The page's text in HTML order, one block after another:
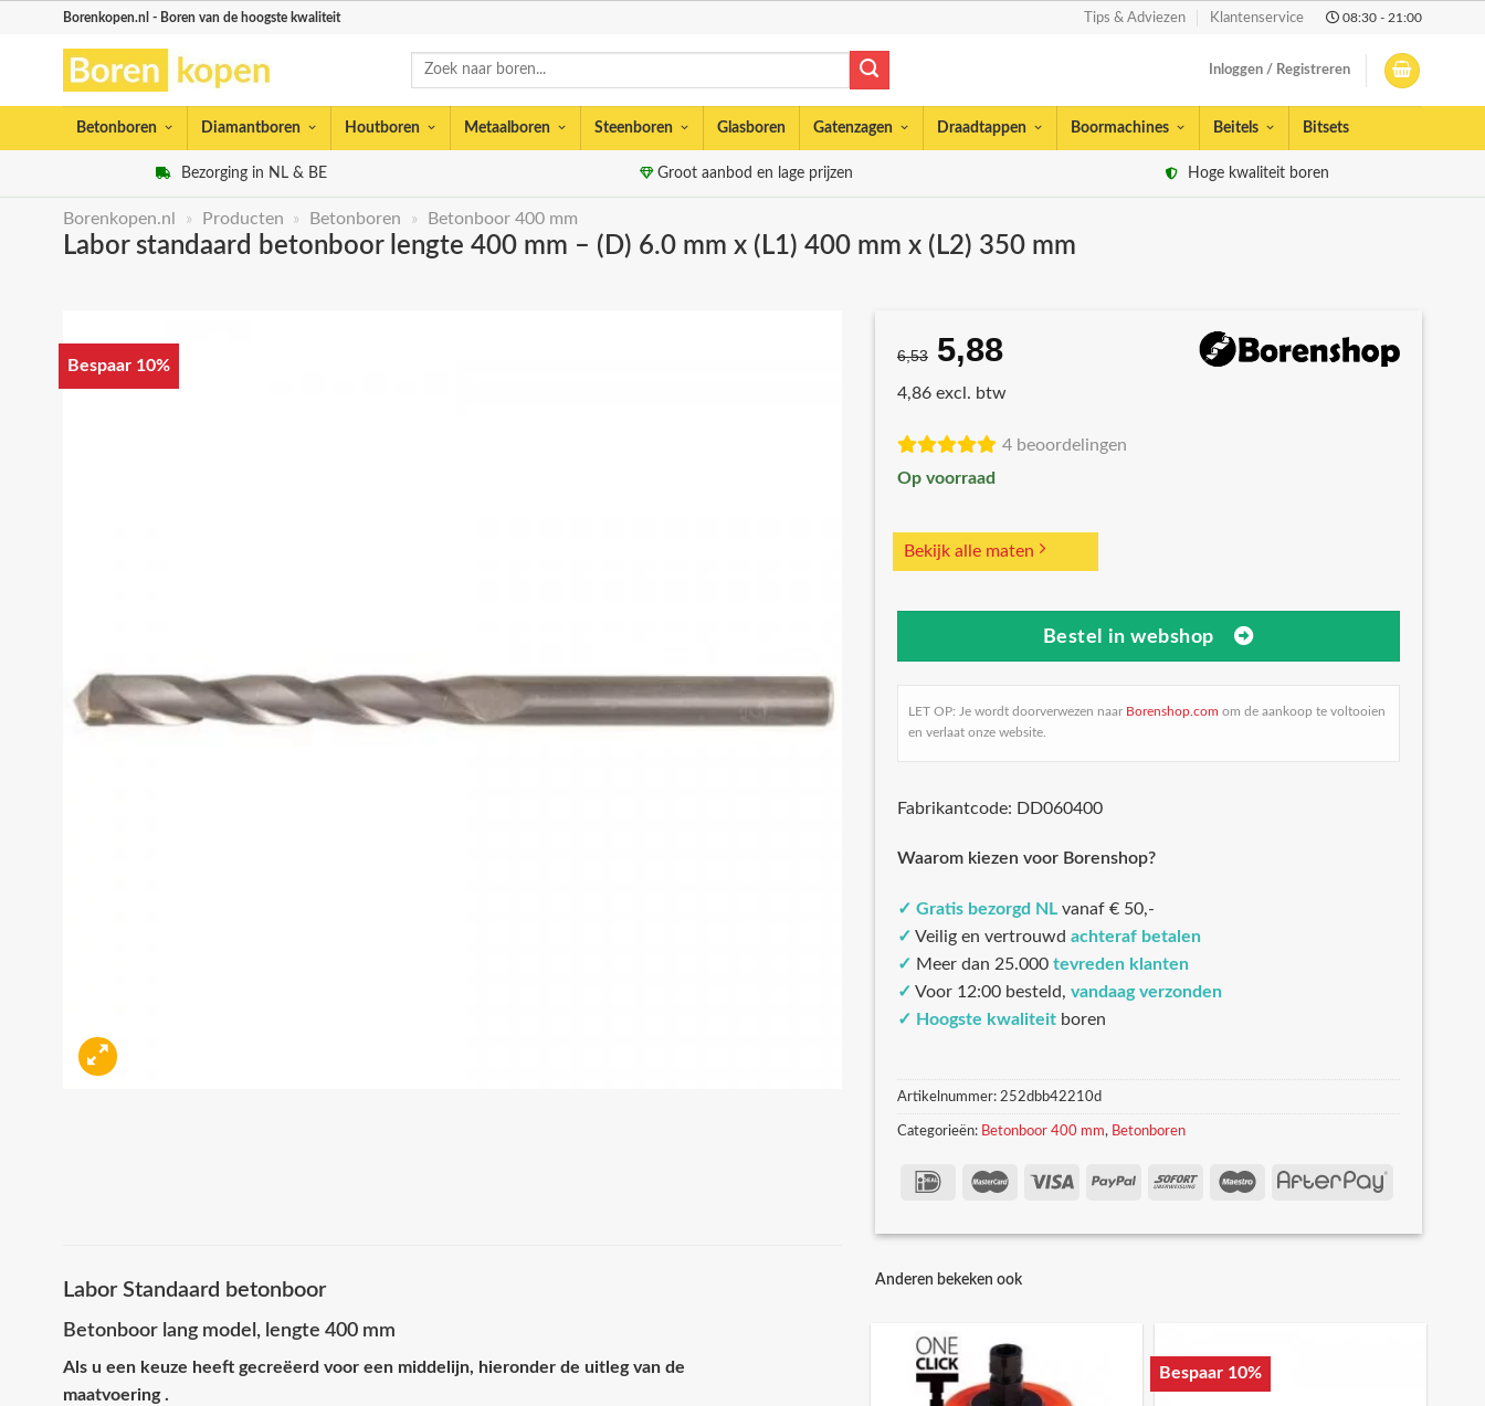
Borenkopen.nl - Boren van de hoogste kwaliteit Tips & Adviezen Klantenservice 08:30 - 21:00
Zoeken
Inloggen / Registreren
Betonboren Diamantboren Houtboren Metaalboren Steenboren Glasboren Gatenzagen Draadtappen Boormachines Beitels Bitsets
Bezorging in NL & BE Groot aanbod en lage prijzen Hoge kwaliteit boren
Borenkopen.nl » Producten » Betonboren » Betonboor 400 mm
Labor standaard betonboor lengte 400 mm – (D) 6.0 mm x (L1) 400 mm x (L2) 350 mm
Bespaar 10%
6,53 Oorspronkelijke
prijs
€6,53.
5,88Huidige
prijs
€5,88.
4,86 excl. btw
4 beoordelingen
Op voorraad
Bekijk alle maten
Bestel in webshop
LET OP: Je wordt doorverwezen naar Borenshop.com om de aankoop te voltooien
en verlaat onze website.
Fabrikantcode: DD060400
Waarom kiezen voor Borenshop?
✓ Gratis bezorgd NL vanaf € 50,-
✓ Veilig en vertrouwd achteraf betalen
✓ Meer dan 25.000 tevreden klanten
✓ Voor 12:00 besteld, vandaag verzonden
✓ Hoogste kwaliteit boren
Artikelnummer: 252dbb42210d
Categorieën: Betonboor 400 mm, Betonboren
Labor Standaard betonboor
Betonboor lang model, lengte 400 mm
Als u een keuze heeft gecreëerd voor een middelijn, hieronder de uitleg van de
maatvoering .
Anderen bekeken ook
Bespaar 10%